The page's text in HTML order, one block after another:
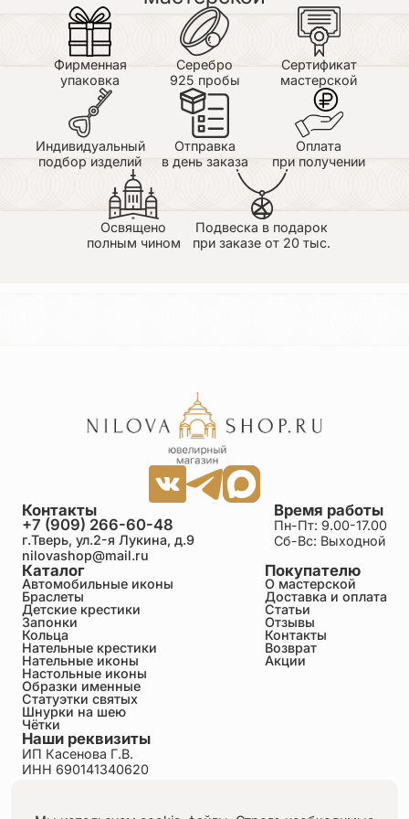
превосходное. Высокое качество и очень быстрая
доставка.
Фирменная
упаковка
Серебро
925 пробы
Сертификат
мастерской
Индивидуальный
подбор изделий
Отправка
в день заказа
Оплата
при получении
Освящено
полным чином
Подвеска в подарок
при заказе от 20 тыс.
Каталог
Автомобильные иконы
Браслеты
Детские крестики
Запонки
Кольца
Нательные крестики
Нательные иконы
Настольные иконы
Образки именные
Статуэтки святых
Шнурки на шею
Чётки
Покупателю
О мастерской
Доставка и оплата
Статьи
Отзывы
Контакты
Возврат
Акции
Время работы
Пн-Пт: 9.00-17.00
Сб-Вс: Выходной
Контакты
+7 (909) 266-60-48
г.Тверь, ул.2-я Лукина, д.9
nilovashop@mail.ru
Наши реквизиты
ИП Касенова Г.В.
ИНН 690141340620
Пользовательское соглашение